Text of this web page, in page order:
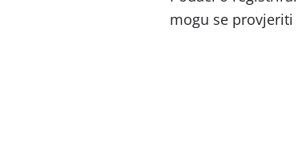
mogu se